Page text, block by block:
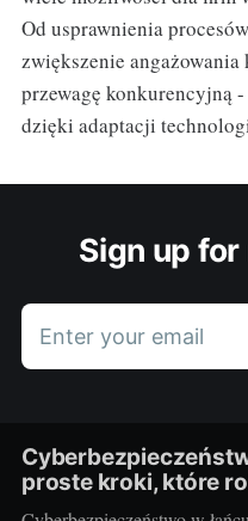
Od usprawnienia
zwiększenie
przewagę konkurencyjną
dzięki adaptacji
Sign up
Enter your email
proste kroki, które